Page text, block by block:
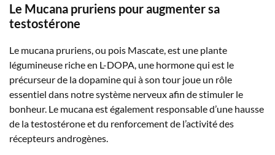
Le Mucana pruriens pour augmenter sa
testostérone
Le mucana pruriens, ou pois Mascate, est une plante
légumineuse riche en L-DOPA, une hormone qui est le
précurseur de la dopamine qui à son tour joue un rôle
essentiel dans notre système nerveux afin de stimuler le
bonheur. Le mucana est également responsable d’une hausse
de la testostérone et du renforcement de l’activité des
récepteurs androgènes.